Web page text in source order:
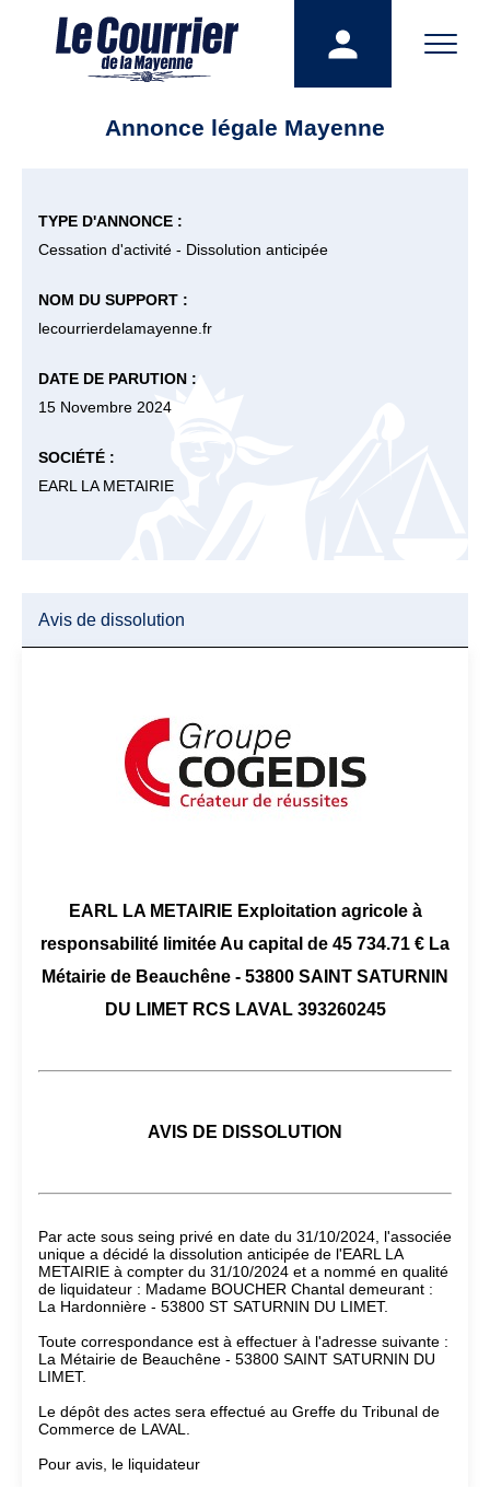
Annonce légale Mayenne
TYPE D'ANNONCE :
Cessation d'activité - Dissolution anticipée
NOM DU SUPPORT :
lecourrierdelamayenne.fr
DATE DE PARUTION :
15 Novembre 2024
SOCIÉTÉ :
EARL LA METAIRIE
Avis de dissolution
EARL LA METAIRIE Exploitation agricole à
responsabilité limitée Au capital de 45 734.71 € La
Métairie de Beauchêne - 53800 SAINT SATURNIN
DU LIMET RCS LAVAL 393260245
AVIS DE DISSOLUTION
Par acte sous seing privé en date du 31/10/2024, l'associée
unique a décidé la dissolution anticipée de l'EARL LA
METAIRIE à compter du 31/10/2024 et a nommé en qualité
de liquidateur : Madame BOUCHER Chantal demeurant :
La Hardonnière - 53800 ST SATURNIN DU LIMET.
Toute correspondance est à effectuer à l'adresse suivante :
La Métairie de Beauchêne - 53800 SAINT SATURNIN DU
LIMET.
Le dépôt des actes sera effectué au Greffe du Tribunal de
Commerce de LAVAL.
Pour avis, le liquidateur